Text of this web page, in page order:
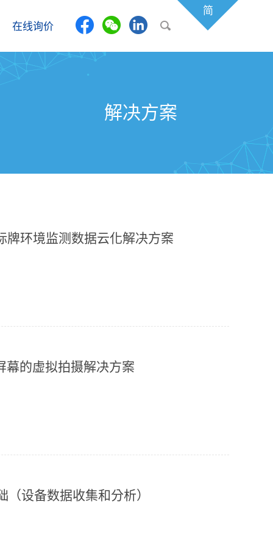
在线询价
简
解决方案
牌环境监测数据云化解决方案
幕的虚拟拍摄解决方案
（设备数据收集和分析）